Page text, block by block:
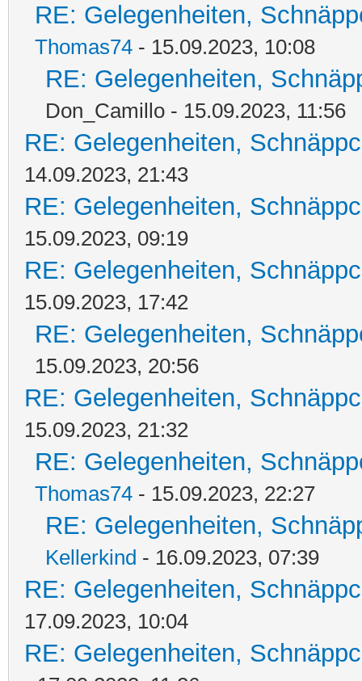
RE: Gelegenheiten,
Thomas74 - 15.09.2023, 10:08
RE: Gelegenheiten,
Don_Camillo - 15.09.2023, 11:56
RE: Gelegenheiten,
14.09.2023, 21:43
RE: Gelegenheiten,
15.09.2023, 09:19
RE: Gelegenheiten,
15.09.2023, 17:42
RE: Gelegenheiten,
15.09.2023, 20:56
RE: Gelegenheiten,
15.09.2023, 21:32
RE: Gelegenheiten,
Thomas74 - 15.09.2023, 22:27
RE: Gelegenheiten,
Kellerkind - 16.09.2023, 07:39
RE: Gelegenheiten,
17.09.2023, 10:04
RE: Gelegenheiten,